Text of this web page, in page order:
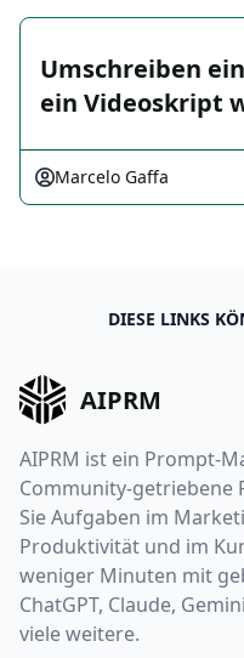
Umschreiben
ein Videoskript
Marcelo Gaffa
DIESE LINKS
AIPRM
AIPRM ist ein Prompt-
Community-getriebene
Sie Aufgaben im
Produktivität und im
weniger Minuten mit
ChatGPT, Claude,
viele weitere.